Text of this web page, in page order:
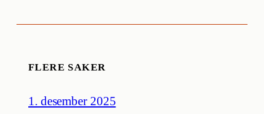
FLERE SAKER
1. desember 2025